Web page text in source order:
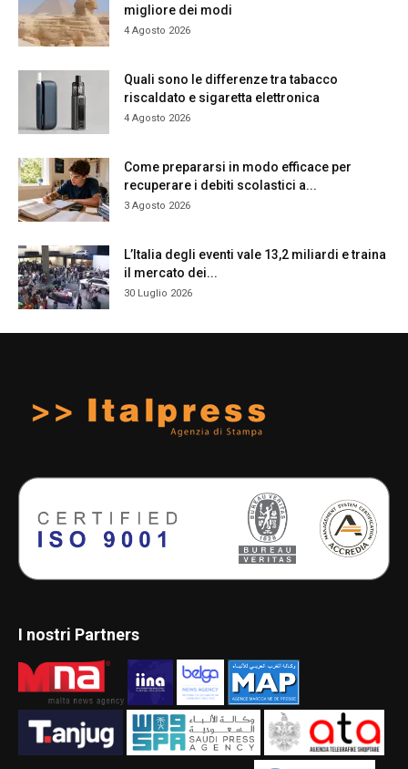
migliore dei modi
4 Agosto 2026
Quali sono le differenze tra tabacco
riscaldato e sigaretta elettronica
4 Agosto 2026
Come prepararsi in modo efficace per
recuperare i debiti scolastici a...
3 Agosto 2026
L’Italia degli eventi vale 13,2 miliardi e traina
il mercato dei...
30 Luglio 2026
I nostri Partners